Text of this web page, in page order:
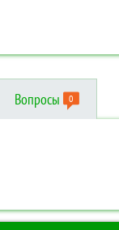
Вопросы 0